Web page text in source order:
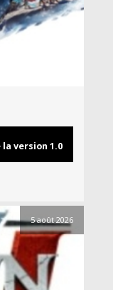
la version 1.0
5 août 2026